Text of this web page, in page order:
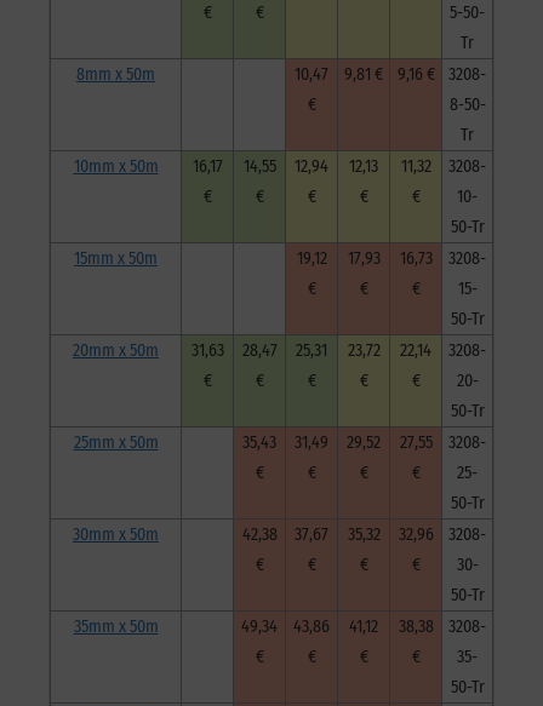
€
€
5-50-
Tr
8mm x 50m
10,47
€
9,81 € 9,16 €
3208-
8-50-
Tr
10mm x 50m
16,17
€
14,55
€
12,94
€
12,13
€
11,32
€
3208-
10-
50-Tr
15mm x 50m
19,12
€
17,93
€
16,73
€
3208-
15-
50-Tr
20mm x 50m
31,63
€
28,47
€
25,31
€
23,72
€
22,14
€
3208-
20-
50-Tr
25mm x 50m
35,43
€
31,49
€
29,52
€
27,55
€
3208-
25-
50-Tr
30mm x 50m
42,38
€
37,67
€
35,32
€
32,96
€
3208-
30-
50-Tr
35mm x 50m
49,34
€
43,86
€
41,12
€
38,38
€
3208-
35-
50-Tr